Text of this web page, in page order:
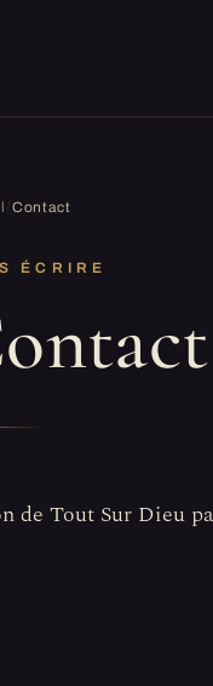
Contact
ÉCRIRE
de Tout Sur Dieu